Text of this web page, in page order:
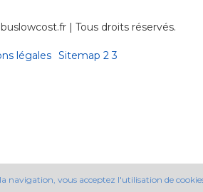
| Tous droits réservés.
légales Sitemap 2 3
navigation, vous acceptez l'utilisation de